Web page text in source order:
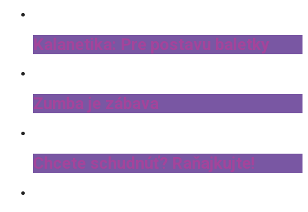
Kalanetika: Pre postavu baletky
Zumba je zábava
Chcete schudnúť? Raňajkujte!